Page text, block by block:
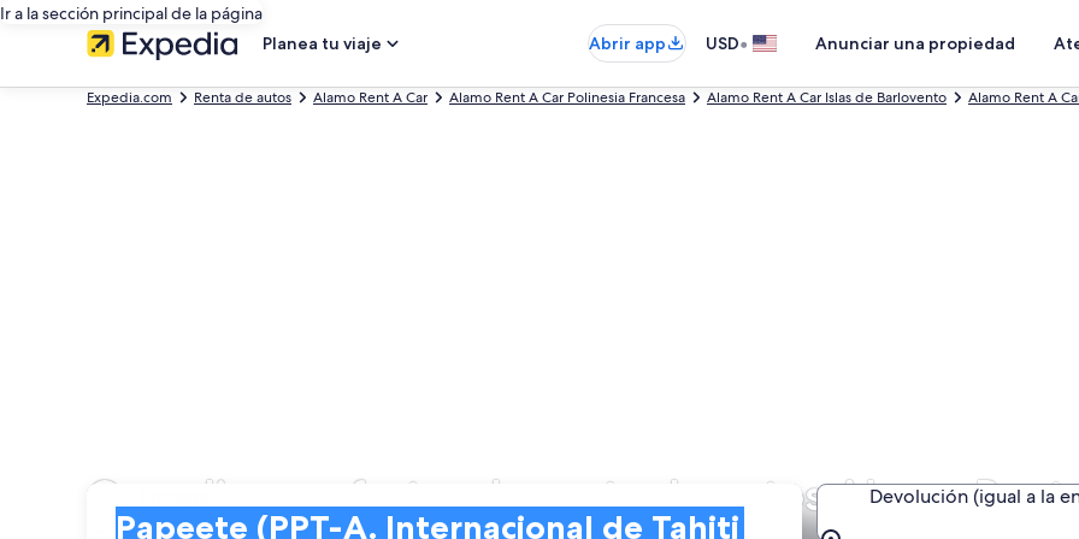
Ir a la sección principal de la página
Planea tu viaje
Abrir app USD• Anunciar una propiedad
Expedia.com Renta de autos Alamo Rent A Car Alamo Rent A Car Polinesia Francesa Alamo Rent A Car Islas de Barlovento Alamo Rent A
Grandiosas ofertas de renta de autos Alamo Rent
Papeete (PPT-A. Internacional de Tahiti Faaa)
Devolución (igual a la